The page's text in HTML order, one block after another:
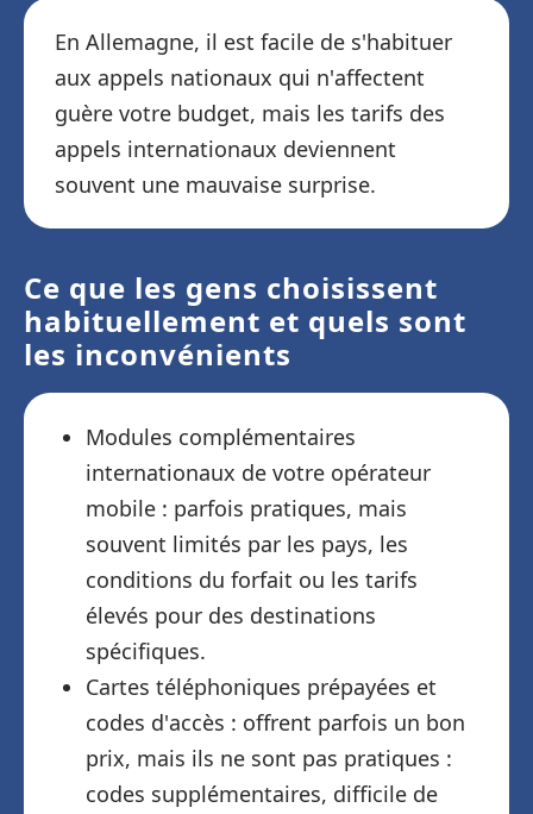
En Allemagne, il est facile de s'habituer
aux appels nationaux qui n'affectent
guère votre budget, mais les tarifs des
appels internationaux deviennent
souvent une mauvaise surprise.
Ce que les gens choisissent
habituellement et quels sont
les inconvénients
Modules complémentaires
internationaux de votre opérateur
mobile : parfois pratiques, mais
souvent limités par les pays, les
conditions du forfait ou les tarifs
élevés pour des destinations
spécifiques.
Cartes téléphoniques prépayées et
codes d'accès : offrent parfois un bon
prix, mais ils ne sont pas pratiques :
codes supplémentaires, difficile de